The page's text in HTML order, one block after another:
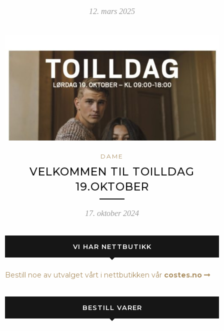
12. mars 2025
DAME
VELKOMMEN TIL TOILLDAG
19.OKTOBER
17. oktober 2024
VI HAR NETTBUTIKK
Bestill noe av utvalget vårt i nettbutikken vår costes.no
BESTILL VARER